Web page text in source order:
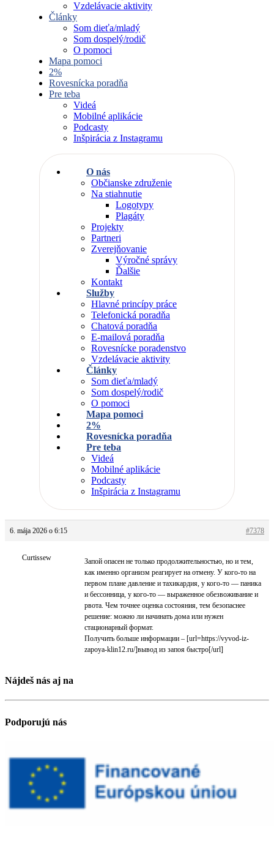
Vzdelávacie aktivity
Články
Som dieťa/mladý
Som dospelý/rodič
O pomoci
Mapa pomoci
2%
Rovesnícka poradňa
Pre teba
Videá
Mobilné aplikácie
Podcasty
Inšpirácia z Instagramu
O nás
Občianske združenie
Na stiahnutie
Logotypy
Plagáty
Projekty
Partneri
Zverejňovanie
Výročné správy
Ďalšie
Kontakt
Služby
Hlavné princípy práce
Telefonická poradňa
Chatová poradňa
E-mailová poradňa
Rovesnícke poradenstvo
Vzdelávacie aktivity
Články
Som dieťa/mladý
Som dospelý/rodič
O pomoci
Mapa pomoci
2%
Rovesnícka poradňa
Pre teba
Videá
Mobilné aplikácie
Podcasty
Inšpirácia z Instagramu
6. mája 2026 o 6:15 #7378
Curtissew
Запой опасен не только продолжительностью, но и тем,
как именно организм реагирует на отмену. У кого-то на
первом плане давление и тахикардия, у кого-то — паника
и бессонница, у кого-то — выраженное обезвоживание и
рвота. Чем точнее оценка состояния, тем безопаснее
решение: можно ли начинать дома или нужен
стационарный формат.
Получить больше информации – [url=https://vyvod-iz-
zapoya-klin12.ru/]вывод из запоя быстро[/url]
Nájdeš nás aj na
Podporujú nás